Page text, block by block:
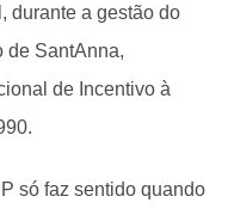
durante a gestão do
de SantAnna,
de Incentivo à
só faz sentido quando